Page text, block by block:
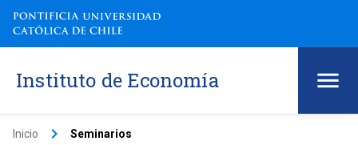
Instituto de Economía
Inicio keyboard_arrow_right Seminarios